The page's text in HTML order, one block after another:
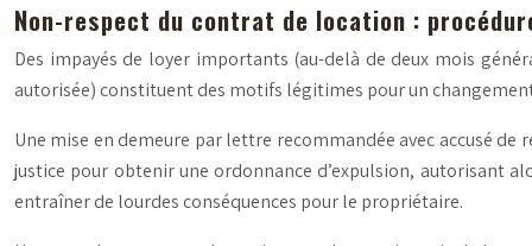
Non-respect du contrat de location :
Des impayés de loyer importants (au-delà de deux mois
autorisée) constituent des motifs légitimes pour un
Une mise en demeure par lettre recommandée avec accusé
justice pour obtenir une ordonnance d’expulsion, autorisant
entraîner de lourdes conséquences pour le propriétaire.